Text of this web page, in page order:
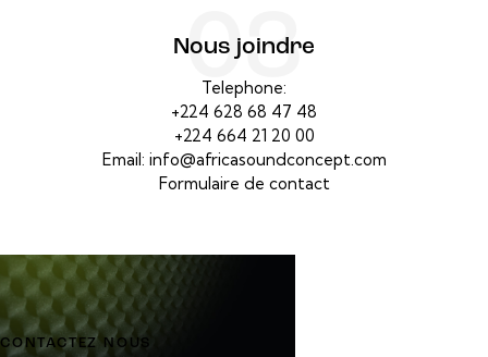
03
Nous joindre
Telephone:
+224 628 68 47 48
+224 664 21 20 00
Email: info@africasoundconcept.com
Formulaire de contact
CONTACTEZ NOUS